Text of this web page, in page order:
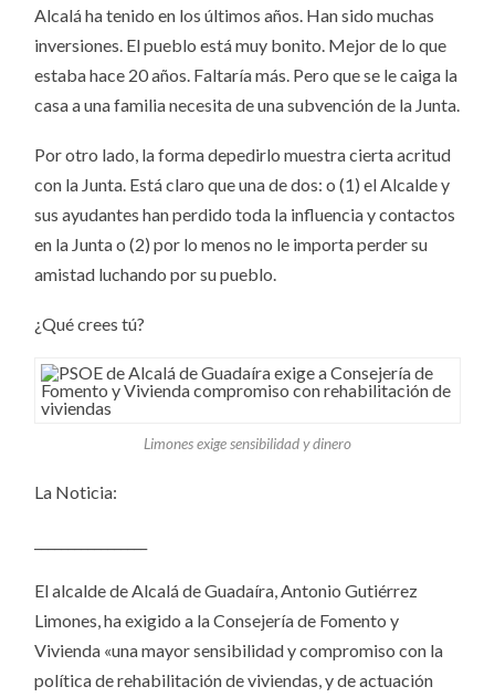
Alcalá ha tenido en los últimos años. Han sido muchas
inversiones. El pueblo está muy bonito. Mejor de lo que
estaba hace 20 años. Faltaría más. Pero que se le caiga la
casa a una familia necesita de una subvención de la Junta.
Por otro lado, la forma depedirlo muestra cierta acritud
con la Junta. Está claro que una de dos: o (1) el Alcalde y
sus ayudantes han perdido toda la influencia y contactos
en la Junta o (2) por lo menos no le importa perder su
amistad luchando por su pueblo.
¿Qué crees tú?
Limones exige sensibilidad y dinero
La Noticia:
El alcalde de Alcalá de Guadaíra, Antonio Gutiérrez
Limones, ha exigido a la Consejería de Fomento y
Vivienda «una mayor sensibilidad y compromiso con la
política de rehabilitación de viviendas, y de actuación